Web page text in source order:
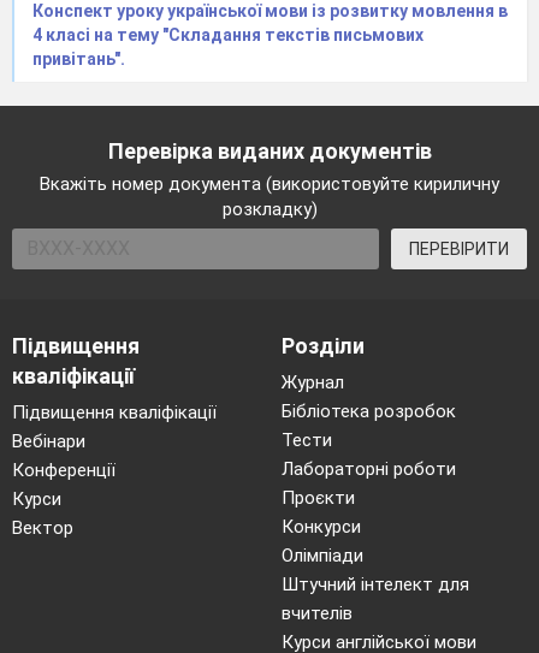
Привітай його, матросе!
Птах далеко від землі
метою висловлювання? Визначте відмінки іменників.
Спишіть розповідне речення. Підкресліть головні члени
речення, визначте відмінки іменників.
Вигойдана співом солов’я,
Звешся веселково Україною,
Нене зачарована моя.
9.СигналSOS
-Веселий вітер-мандрвник
Дмухнув на речення і зник.
Складіть з кожної групи слів речення, ставлячи
Конспект уроку української мови із розвитку мовлення в
4 класі на тему "Складання текстів письмових
привітань".
Перевірка виданих документів
Вкажіть номер документа (використовуйте кириличну
розкладку)
ПЕРЕВІРИТИ
Підвищення
кваліфікації
Підвищення кваліфікації
Вебінари
Конференції
Курси
Вектор
Розділи
Журнал
Бібліотека розробок
Тести
Лабораторні роботи
Проєкти
Конкурси
Олімпіади
Штучний інтелект для
вчителів
Курси англійської мови